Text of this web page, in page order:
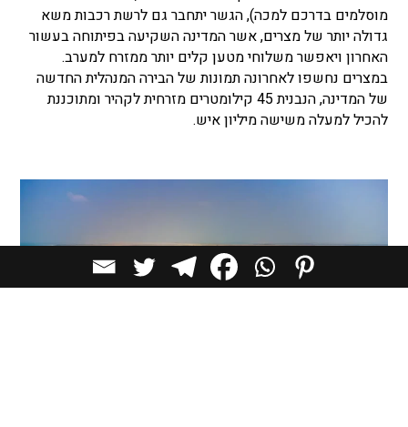
מוסלמים בדרכם למכה), הגשר יתחבר גם לרשת רכבות משא
גדולה יותר של מצרים, אשר המדינה השקיעה בפיתוחה בעשור
האחרון ויאפשר משלוחי מטען קלים יותר ממזרח למערב.
במצרים נחשפו לאחרונה תמונות של הבירה המנהלית החדשה
של המדינה, הנבנית 45 קילומטרים מזרחית לקהיר ומתוכננת
להכיל למעלה משישה מיליון איש.